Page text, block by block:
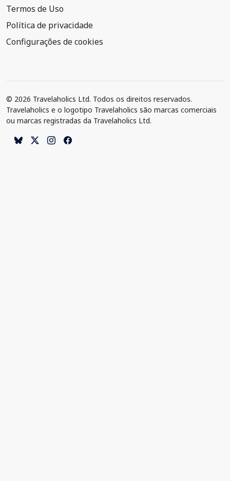
Termos de Uso
Política de privacidade
Configurações de cookies
© 2026 Travelaholics Ltd. Todos os direitos reservados.
Travelaholics e o logotipo Travelaholics são marcas comerciais
ou marcas registradas da Travelaholics Ltd.